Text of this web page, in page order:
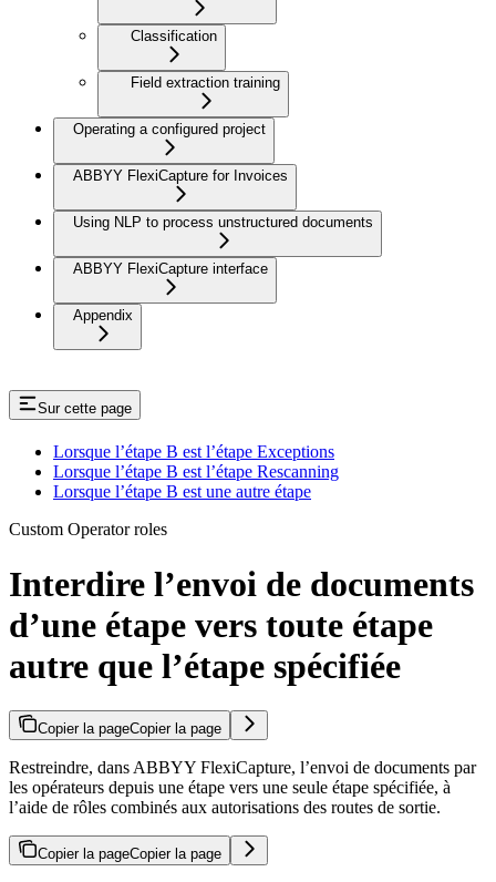
Classification
Field extraction training
Operating a configured project
ABBYY FlexiCapture for Invoices
Using NLP to process unstructured documents
ABBYY FlexiCapture interface
Appendix
Sur cette page
Lorsque l’étape B est l’étape Exceptions
Lorsque l’étape B est l’étape Rescanning
Lorsque l’étape B est une autre étape
Custom Operator roles
Interdire l’envoi de documents
d’une étape vers toute étape
autre que l’étape spécifiée
Copier la pageCopier la page
Restreindre, dans ABBYY FlexiCapture, l’envoi de documents par
les opérateurs depuis une étape vers une seule étape spécifiée, à
l’aide de rôles combinés aux autorisations des routes de sortie.
Copier la pageCopier la page